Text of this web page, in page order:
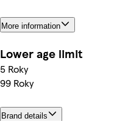
More information
Lower age limit
5 Roky
99 Roky
Brand details